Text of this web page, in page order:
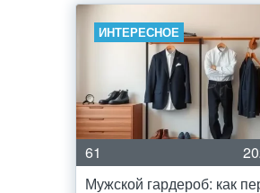
ИНТЕРЕСНОЕ
61
Мужской гардероб: как